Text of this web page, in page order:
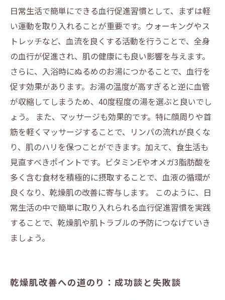
日常生活で簡単にできる血行促進習慣として、まずは軽
い運動を取り入れることが重要です。ウォーキングやス
トレッチなど、血流を良くする活動を行うことで、全身
の血行が促進され、肌の健康にも良い影響を与えます。
さらに、入浴時にぬるめのお湯につかることで、血行を
促す効果があります。お湯の温度が高すぎると逆に血管
が収縮してしまうため、40度程度の湯を選ぶと良いでし
ょう。 また、マッサージも効果的です。特に顔周りや首
筋を軽くマッサージすることで、リンパの流れが良くな
り、肌のハリを保つことができます。加えて、食生活も
見直すべきポイントです。ビタミンEやオメガ3脂肪酸を
多く含む食材を積極的に摂取することで、血液の循環が
良くなり、乾燥肌の改善に寄与します。 このように、日
常生活の中で簡単に取り入れられる血行促進習慣を実践
することで、乾燥肌や肌トラブルの予防につなげていき
ましょう。
乾燥肌改善への道のり：成功談と失敗談